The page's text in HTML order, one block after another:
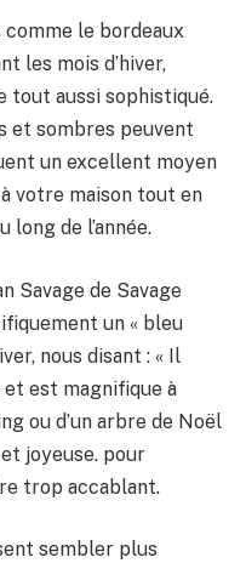
le bordeaux
les mois d’hiver,
tout aussi sophistiqué.
et sombres peuvent
un excellent moyen
votre maison tout en
de l’année.
Savage de Savage
un « bleu
nous disant : « Il
est magnifique à
ou d’un arbre de Noël
joyeuse. pour
trop accablant.
sembler plus